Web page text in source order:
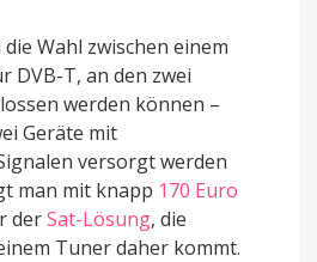
Wahl zwischen einem
DVB-T, an den zwei
werden können –
Geräte mit
versorgt werden
man mit knapp 170 Euro
derSat-Lösung, die
Tuner daher kommt.